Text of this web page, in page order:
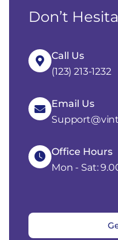
Don’t
Call Us
(123) 213-1232
Email Us
Office Hours
Mon - Sat: